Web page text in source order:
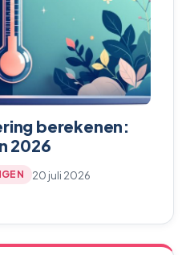
berekenen:
2026
20 juli 2026